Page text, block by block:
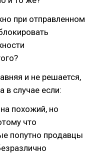
при отправленном
и не решается,
в случае если:
похожий, но
что
попутно продавцы